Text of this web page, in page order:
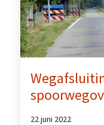
22 juni 2022